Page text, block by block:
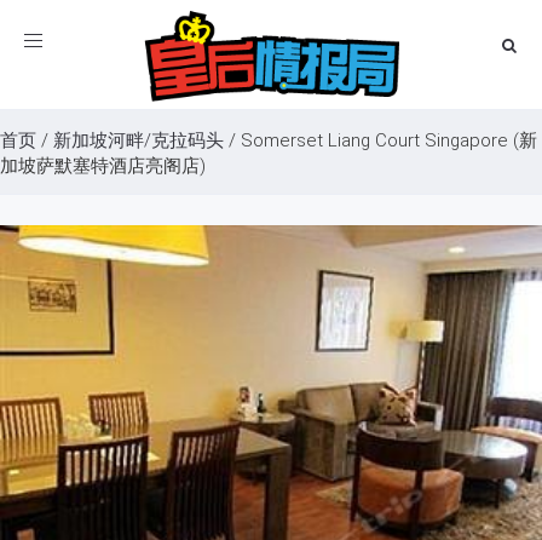
Toggle
首页 / 新加坡河畔/克拉码头 / Somerset Liang Court Singapore (新
加坡萨默塞特酒店亮阁店)